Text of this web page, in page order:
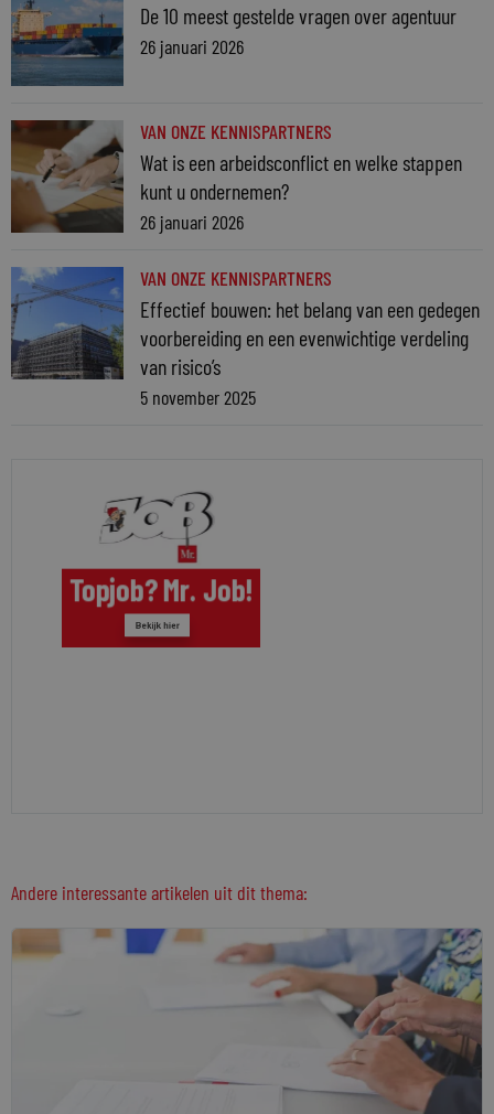
De 10 meest gestelde vragen over agentuur
26 januari 2026
VAN ONZE KENNISPARTNERS
Wat is een arbeidsconflict en welke stappen
kunt u ondernemen?
26 januari 2026
VAN ONZE KENNISPARTNERS
Effectief bouwen: het belang van een gedegen
voorbereiding en een evenwichtige verdeling
van risico’s
5 november 2025
Andere interessante artikelen uit dit thema: